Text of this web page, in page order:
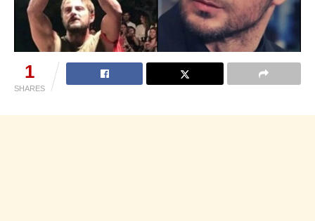
1
SHARES